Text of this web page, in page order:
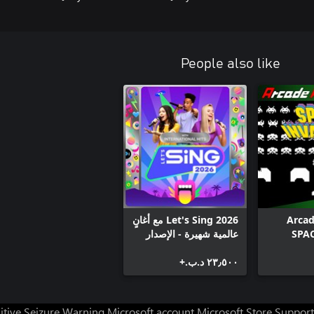
People also like
Let's Sing 2026 مع أغانٍ
عالمية شهيرة - الإصدار
٢٣٫٥٠٠ د.ب.‏+